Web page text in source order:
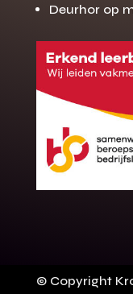
Binnen 24 uur
10 jaar
100+ stoffen
Deurhor op
© Copyright